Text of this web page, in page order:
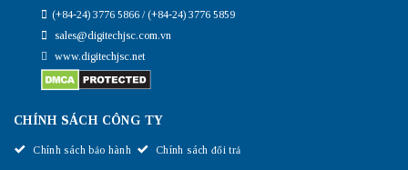
(+84-24) 3776 5866 / (+84-24) 3776 5859
sales@digitechjsc.com.vn
www.digitechjsc.net
CHÍNH SÁCH CÔNG TY
Chính sách bảo hành Chính sách đổi trả